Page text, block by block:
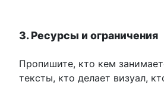
3. Ресурсы и ограничения
Пропишите, кто кем
тексты, кто делает визуал,